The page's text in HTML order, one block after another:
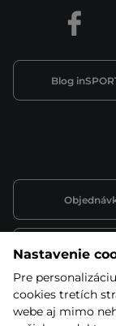
Spôsob
Montáž a
Blog
Nastavenie
Pre
cookies tretích
webe aj mimo